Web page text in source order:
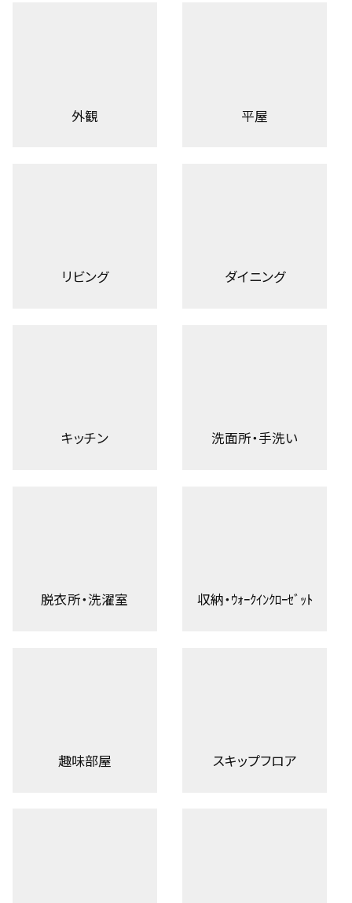
外観 平屋
リビング ダイニング
キッチン 洗面所・手洗い
脱衣所・洗濯室 収納・ｳｫｰｸｲﾝｸﾛｰｾﾞｯﾄ
趣味部屋 スキップフロア